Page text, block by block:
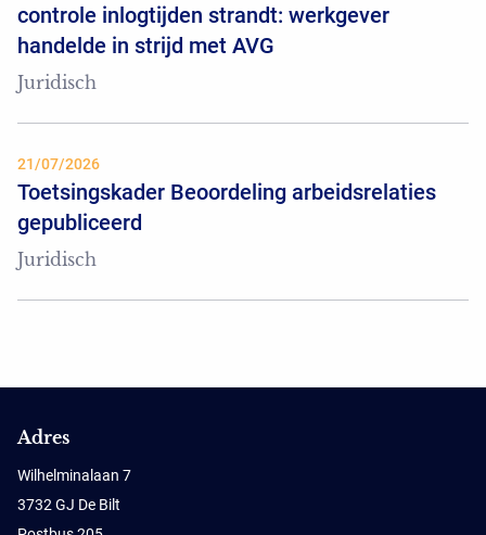
controle inlogtijden strandt: werkgever
handelde in strijd met AVG
Juridisch
21/07/2026
Toetsingskader Beoordeling arbeidsrelaties
gepubliceerd
Juridisch
Adres
Wilhelminalaan 7
3732 GJ De Bilt